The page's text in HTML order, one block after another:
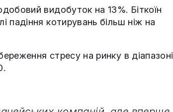
видобуток на 13%. Біткоїн
падіння котирувань більш ніж на
стресу на ринку в діапазоні